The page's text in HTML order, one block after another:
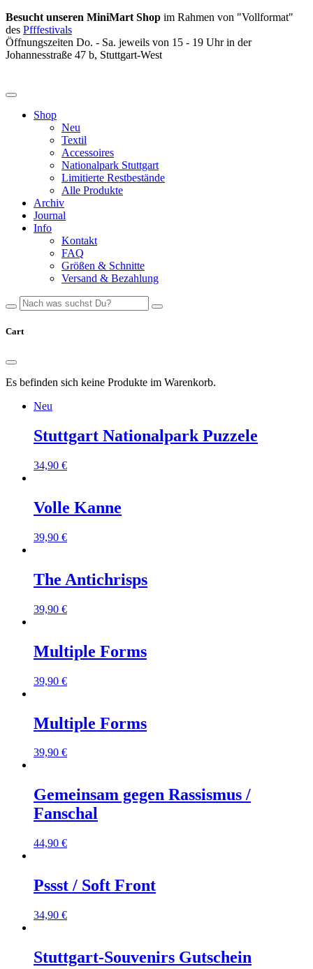
Besucht unseren MiniMart Shop im Rahmen von "Vollformat"
des Pfffestivals
Öffnungszeiten Do. - Sa. jeweils von 15 - 19 Uhr in der
Johannesstraße 47 b, Stuttgart-West
Shop
Neu
Textil
Accessoires
Nationalpark Stuttgart
Limitierte Restbestände
Alle Produkte
Archiv
Journal
Info
Kontakt
FAQ
Größen & Schnitte
Versand & Bezahlung
Cart
Es befinden sich keine Produkte im Warenkorb.
Neu
Stuttgart Nationalpark Puzzele
34,90 €
Volle Kanne
39,90 €
The Antichrisps
39,90 €
Multiple Forms
39,90 €
Multiple Forms
39,90 €
Gemeinsam gegen Rassismus /
Fanschal
44,90 €
Pssst / Soft Front
34,90 €
Stuttgart-Souvenirs Gutschein